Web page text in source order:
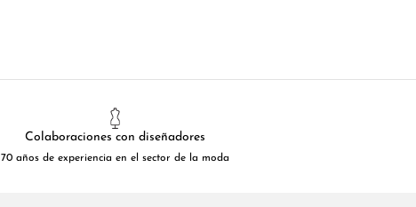
Colaboraciones con diseñadores
70 años de experiencia en el sector de la moda